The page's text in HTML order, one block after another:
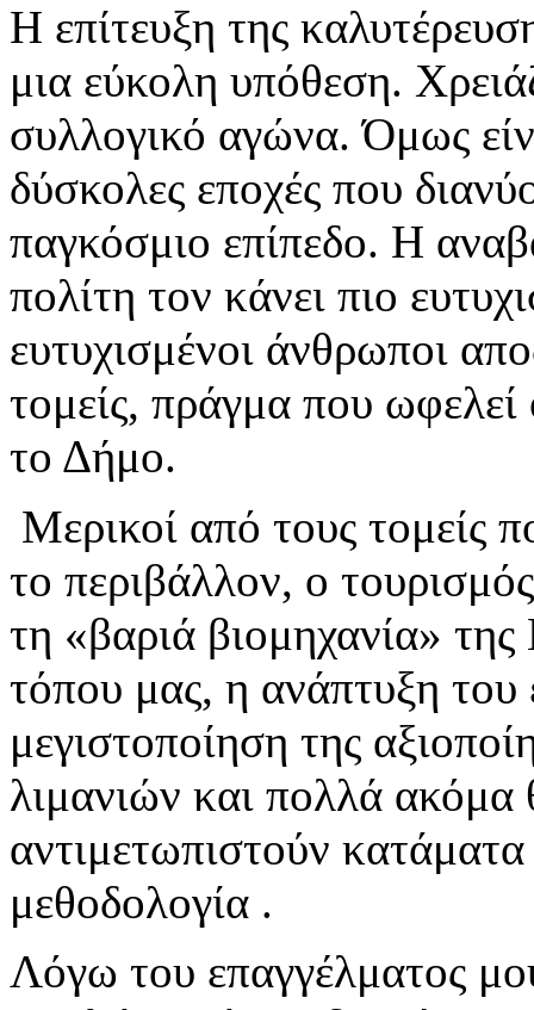
Η επίτευξη της
μια εύκολη υπόθεση.
συλλογικό αγώνα. Όμως
δύσκολες εποχές που
παγκόσμιο επίπεδο. Η
πολίτη τον κάνει πιο
ευτυχισμένοι άνθρωποι
τομείς, πράγμα που
το Δήμο.
Μερικοί από τους τομείς
το περιβάλλον, ο
τη «βαριά βιομηχανία»
τόπου μας, η ανάπτυξη
μεγιστοποίηση της
λιμανιών και πολλά
αντιμετωπιστούν
μεθοδολογία .
Λόγω του επαγγέλματος